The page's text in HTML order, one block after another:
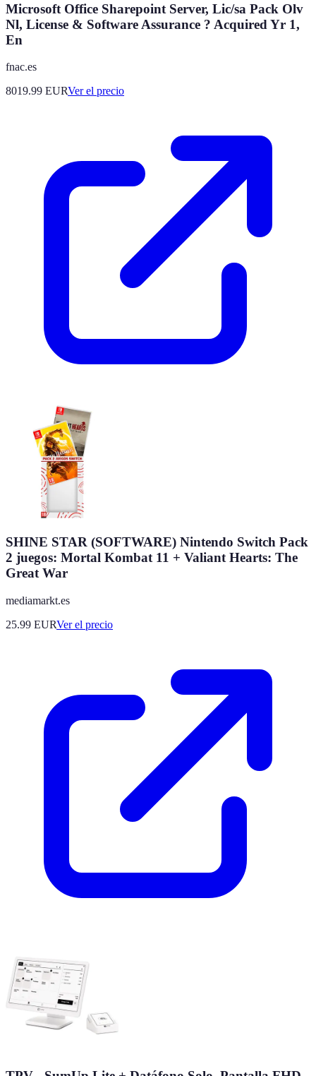
Microsoft Office Sharepoint Server, Lic/sa Pack Olv
Nl, License & Software Assurance ? Acquired Yr 1,
En
fnac.es
8019.99 EURVer el precio
SHINE STAR (SOFTWARE) Nintendo Switch Pack
2 juegos: Mortal Kombat 11 + Valiant Hearts: The
Great War
mediamarkt.es
25.99 EURVer el precio